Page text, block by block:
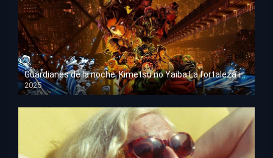
Guardianes de la noche: Kimetsu no Yaiba La fortaleza infinita
2025
HD 1080p